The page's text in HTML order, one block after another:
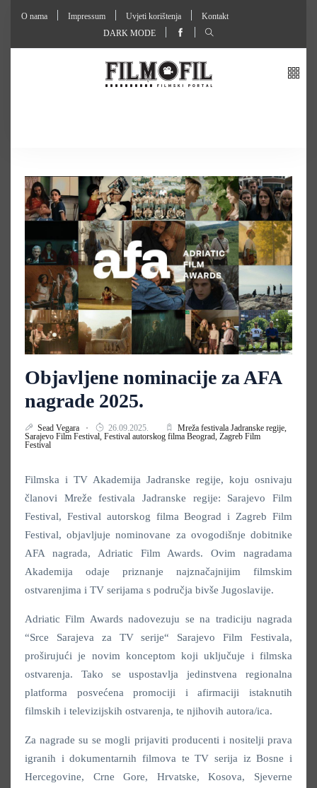
O nama Impressum Uvjeti korištenja
Kontakt
DARK MODE
Objavljene nominacije za AFA
nagrade 2025.
Sead Vegara 26.09.2025.
Mreža festivala Jadranske regije,
Sarajevo Film Festival, Festival autorskog filma Beograd, Zagreb Film
Festival
Filmska i TV Akademija Jadranske regije, koju osnivaju
članovi Mreže festivala Jadranske regije: Sarajevo Film
Festival, Festival autorskog filma Beograd i Zagreb Film
Festival, objavljuje nominovane za ovogodišnje dobitnike
AFA nagrada, Adriatic Film Awards. Ovim nagradama
Akademija odaje priznanje najznačajnijim filmskim
ostvarenjima i TV serijama s područja bivše Jugoslavije.
Adriatic Film Awards nadovezuju se na tradiciju nagrada
“Srce Sarajeva za TV serije“ Sarajevo Film Festivala,
proširujući je novim konceptom koji uključuje i filmska
ostvarenja. Tako se uspostavlja jedinstvena regionalna
platforma posvećena promociji i afirmaciji istaknutih
filmskih i televizijskih ostvarenja, te njihovih autora/ica.
Za nagrade su se mogli prijaviti producenti i nositelji prava
igranih i dokumentarnih filmova te TV serija iz Bosne i
Hercegovine, Crne Gore, Hrvatske, Kosova, Sjeverne